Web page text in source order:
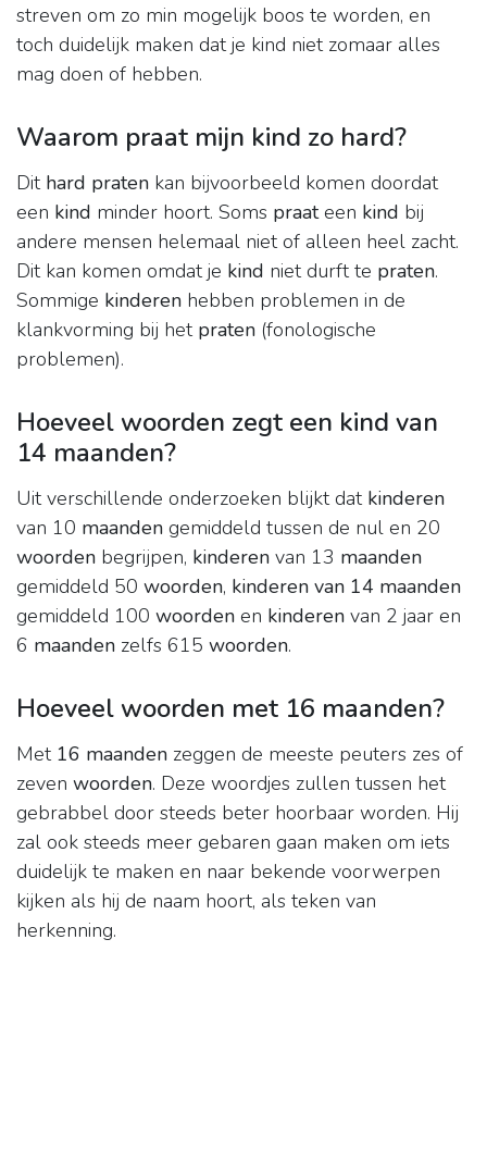
streven om zo min mogelijk boos te worden, en
toch duidelijk maken dat je kind niet zomaar alles
mag doen of hebben.
Waarom praat mijn kind zo hard?
Dit hard praten kan bijvoorbeeld komen doordat
een kind minder hoort. Soms praateen kind bij
andere mensen helemaal niet of alleen heel zacht.
Dit kan komen omdat je kind niet durft te praten.
Sommige kinderen hebben problemen in de
klankvorming bij het praten (fonologische
problemen).
Hoeveel woorden zegt een kind van
14 maanden?
Uit verschillende onderzoeken blijkt dat kinderen
van 10 maanden gemiddeld tussen de nul en 20
woorden begrijpen, kinderen van 13 maanden
gemiddeld 50 woorden, kinderen van 14 maanden
gemiddeld 100 woorden en kinderen van 2 jaar en
6 maanden zelfs 615 woorden.
Hoeveel woorden met 16 maanden?
Met 16 maanden zeggen de meeste peuters zes of
zeven woorden. Deze woordjes zullen tussen het
gebrabbel door steeds beter hoorbaar worden. Hij
zal ook steeds meer gebaren gaan maken om iets
duidelijk te maken en naar bekende voorwerpen
kijken als hij de naam hoort, als teken van
herkenning.